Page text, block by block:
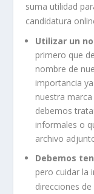
suma utilidad
candidatura
Utilizar un
primero que
nombre de
importancia
nuestra
debemos
informales o
archivo
Debemos
pero cuidar la
direcciones